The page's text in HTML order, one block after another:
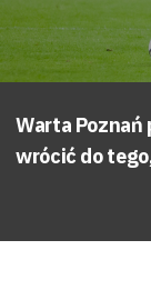
Warta Poznań
wrócić do